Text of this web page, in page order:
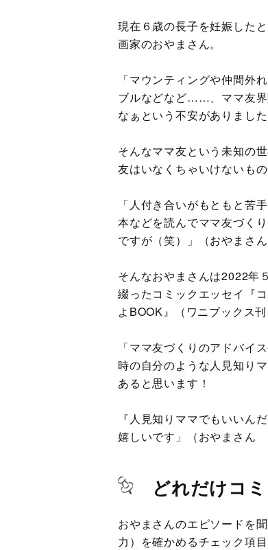
現在６歳の長子を妊娠した
画家のおやまさん。
「マウンティングや仲間外
ブルなどなど……、ママ友界
なぁという不安がありました
そんなママ友という未知の
友はいなくちゃいけないも
「人付き合いがもともと苦
本などを読んでママ友づく
ですが（笑）」（おやまさん
そんなおやまさんは2022年
綴ったコミックエッセイ『
よBOOK』（ワニブックス刊
「ママ友づくりのアドバイ
時の自分のような人見知り
あると思います！
『人見知りママでもいいん
嬉しいです」（おやまさん
どれだけコ
おやまさんのエピソードを
力）を確かめるチェック項目